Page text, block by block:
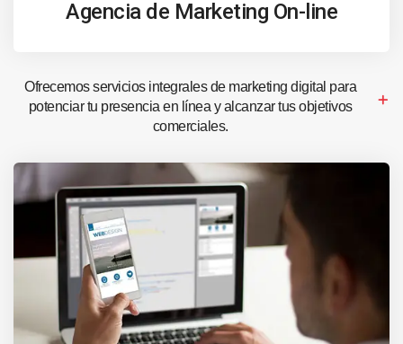
Agencia de Marketing On-line
Ofrecemos servicios integrales de marketing digital para
potenciar tu presencia en línea y alcanzar tus objetivos
comerciales.